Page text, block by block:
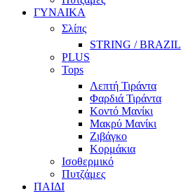
ΓΥΝΑΙΚΑ
Σλίπς
STRING / BRAZIL
PLUS
Tops
Λεπτή Τιράντα
Φαρδιά Τιράντα
Κοντό Μανίκι
Μακρύ Μανίκι
Ζιβάγκο
Κορμάκια
Ισοθερμικό
Πυτζάμες
ΠΑΙΔΙ